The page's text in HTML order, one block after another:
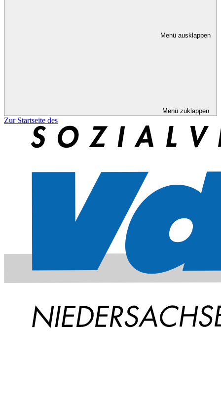
Menü ausklappen
Menü zuklappen
Zur Startseite des